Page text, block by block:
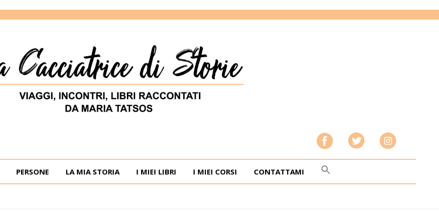
TATSOS
PERSONE LA MIA STORIA I MIEI LIBRI I MIEI CORSI CONTATTAMI